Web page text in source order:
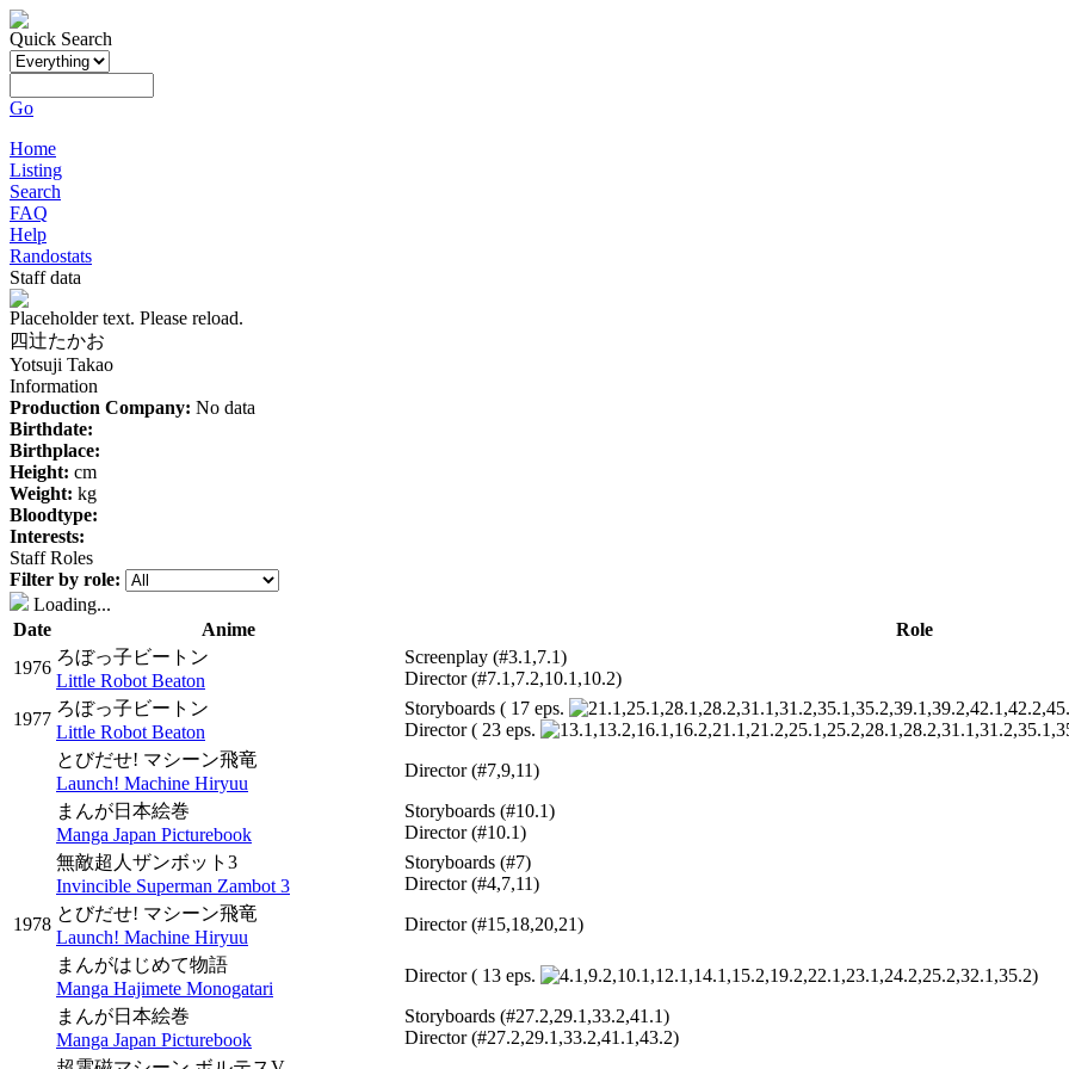
Quick Search
Go
Home
Listing
Search
FAQ
Help
Randostats
Staff data
Placeholder text. Please reload.
四辻たかお
Yotsuji Takao
Information
Production Company: No data
Birthdate:
Birthplace:
Height: cm
Weight: kg
Bloodtype:
Interests:
Staff Roles
Filter by role:
Loading...
Date
Anime
Role
1976
ろぼっ子ビートン
Little Robot Beaton
Screenplay (#3.1,7.1)
Director(#7.1,7.2,10.1,10.2)
1977
ろぼっ子ビートン
Little Robot Beaton
Storyboards ( 17 eps.
Director( 23 eps.
とびだせ! マシーン飛竜
Launch! Machine Hiryuu
Director(#7,9,11)
まんが日本絵巻
Manga Japan Picturebook
Storyboards (#10.1)
Director(#10.1)
無敵超人ザンボット3
Invincible Superman Zambot 3
Storyboards (#7)
Director(#4,7,11)
1978
とびだせ! マシーン飛竜
Launch! Machine Hiryuu
Director(#15,18,20,21)
まんがはじめて物語
Manga Hajimete Monogatari
Director( 13 eps.
)
まんが日本絵巻
Manga Japan Picturebook
Storyboards (#27.2,29.1,33.2,41.1)
Director(#27.2,29.1,33.2,41.1,43.2)